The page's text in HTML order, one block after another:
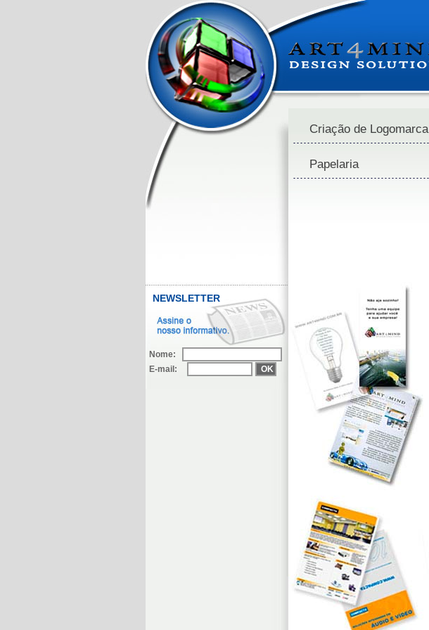
NEWSLETTER
Nome:
E-mail:
Criação de Logomarca
Papelaria